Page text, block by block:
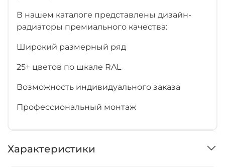
В нашем каталоге представлены дизайн-
радиаторы премиального качества:
Широкий размерный ряд
25+ цветов по шкале RAL
Возможность индивидуального заказа
Профессиональный монтаж
Характеристики